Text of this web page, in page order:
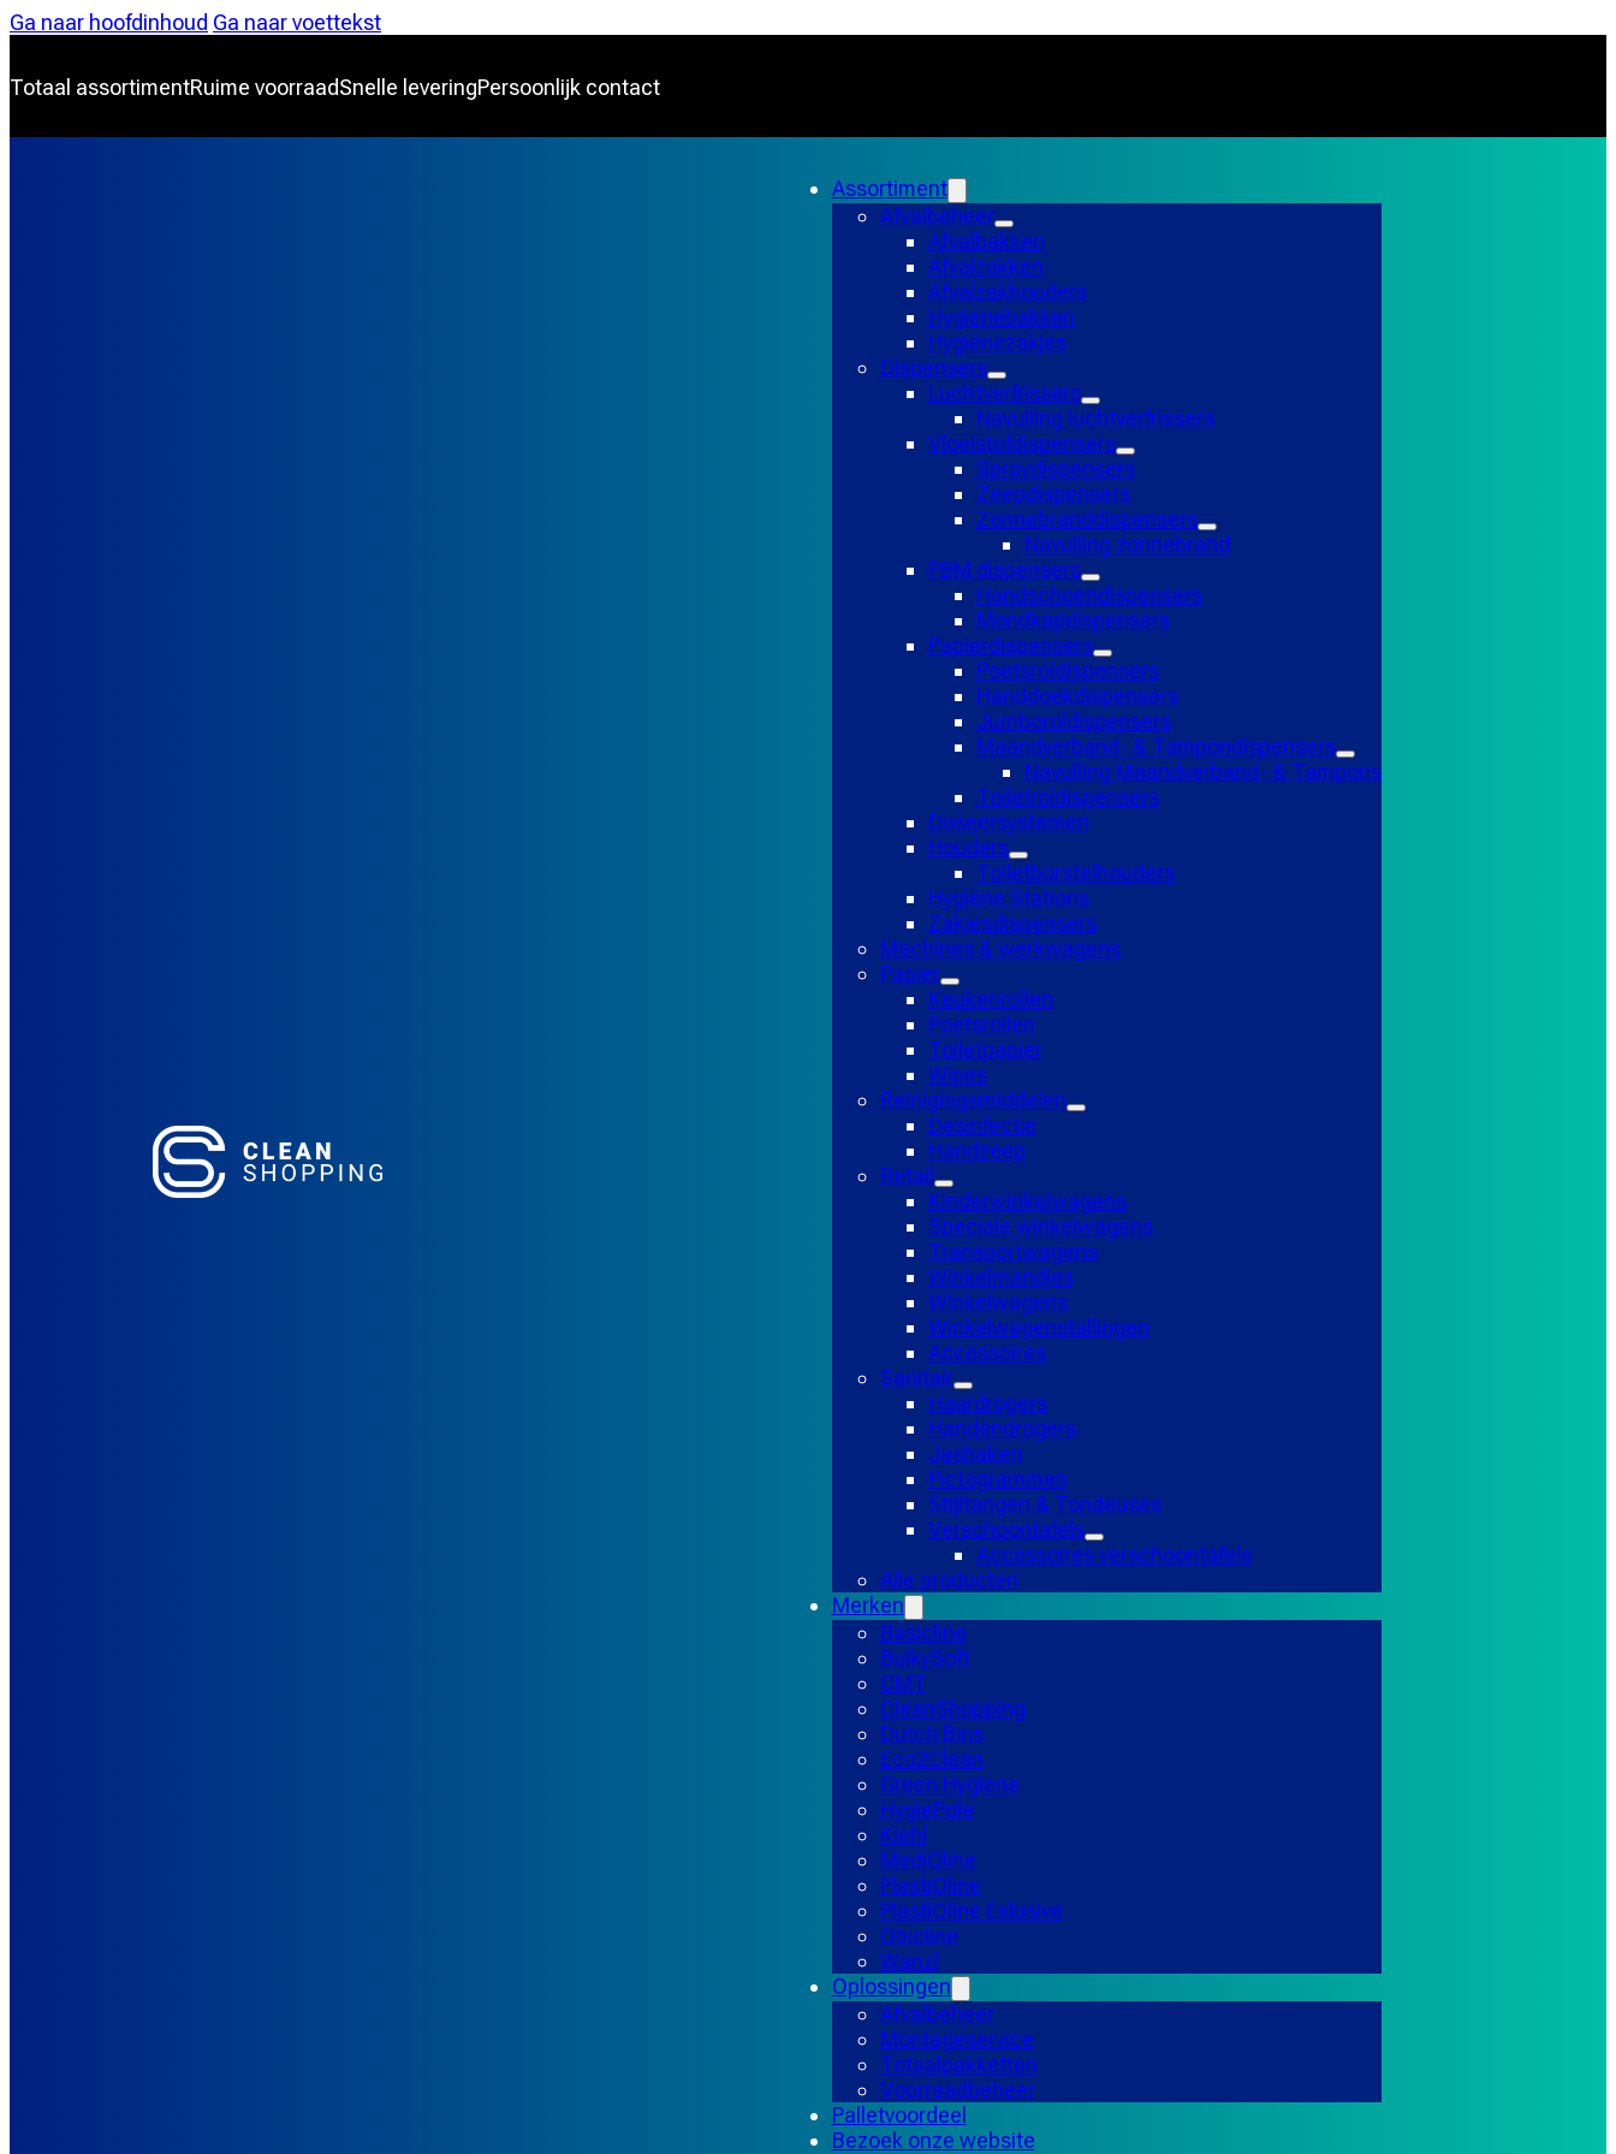
Ga naar hoofdinhoud Ga naar voettekst
Totaal assortimentRuime voorraadSnelle leveringPersoonlijk contact
Assortiment
Afvalbeheer
Afvalbakken
Afvalzakken
Afvalzakhouders
Hygiënebakken
Hygiënezakjes
Dispensers
Luchtverfrissers
Navulling luchtverfrissers
Vloeistofdispensers
Spraydispensers
Zeepdispensers
Zonnebranddispensers
Navulling zonnebrand
PBM dispensers
Handschoendispensers
Mondkapdispensers
Papierdispensers
Poetsroldispensers
Handdoekdispensers
Jumboroldispensers
Maandverband- & Tampondispensers
Navulling Maandverband- & Tampons
Toiletroldispensers
Doseersystemen
Houders
Toiletborstelhouders
Hygiëne Stations
Zakjesdispensers
Machines & werkwagens
Papier
Keukenrollen
Poetsrollen
Toiletpapier
Wipes
Reinigingsmiddelen
Desinfectie
Handzeep
Retail
Kinderwinkelwagens
Speciale winkelwagens
Transportwagens
Winkelmandjes
Winkelwagens
Winkelwagenstallingen
Accessoires
Sanitair
Haardrogers
Handendrogers
Jashaken
Pictogrammen
Stijltangen & Tondeuses
Verschoontafels
Accessoires verschoontafels
Alle producten
Merken
Basicline
BulkySoft
CMT
CleanShopping
Dutch Bins
Eco2Clean
Green Hygiene
HygiePole
Kiehl
MediQline
PlastiQline
PlastiQline Exlusive
Qbicline
Wanzl
Oplossingen
Afvalbeheer
Montageservice
Totaalpakketten
Voorraadbeheer
Palletvoordeel
Bezoek onze website